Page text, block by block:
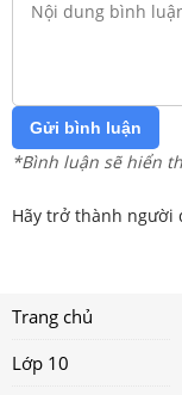
Gửi bình luận
*Bình luận sẽ hiển
Hãy trở thành người
Trang chủ
Lớp 10